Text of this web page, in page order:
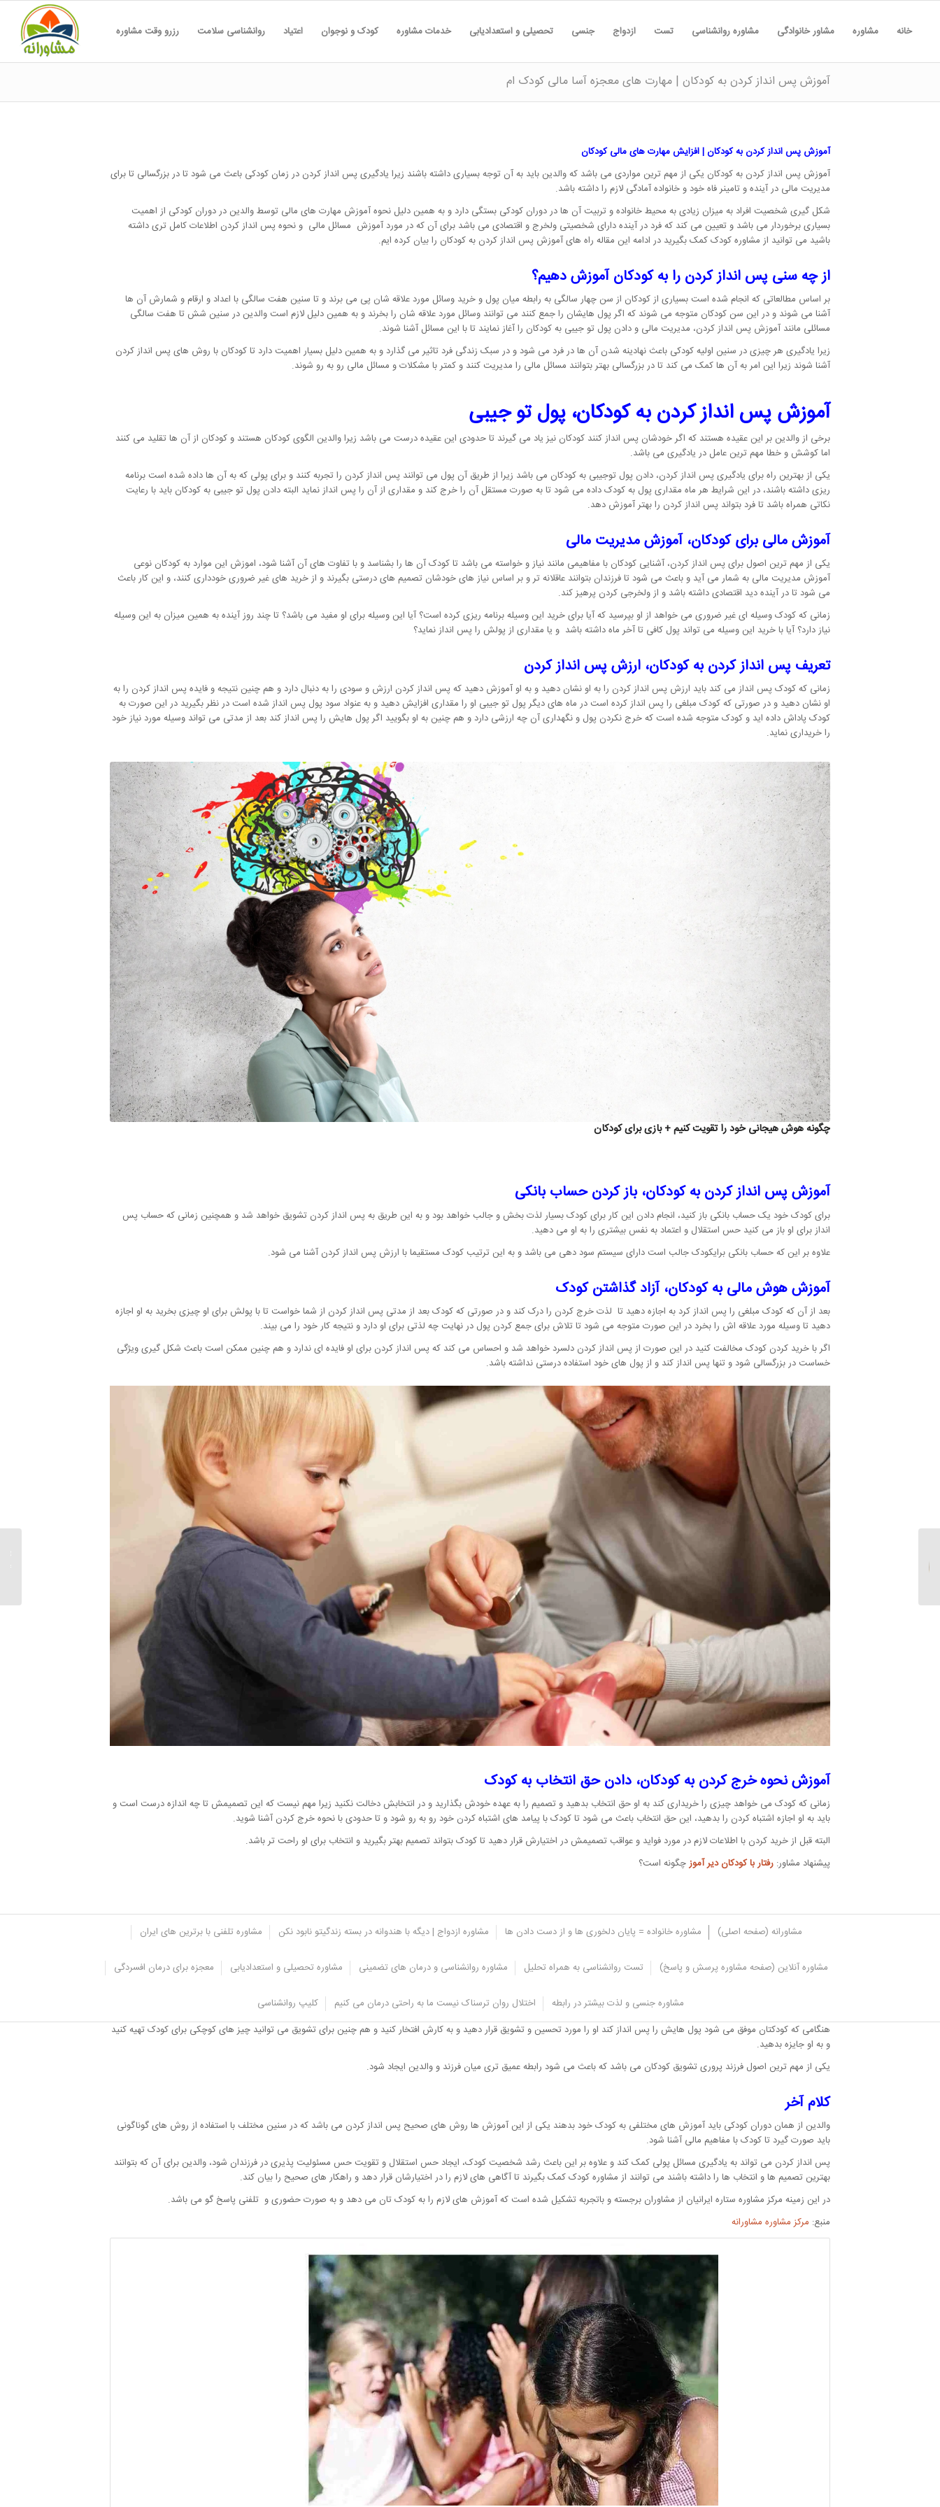
خانه مشاوره مشاور خانوادگی مشاوره روانشناسی تست ازدواج جنسی تحصیلی و استعدادیابی خدمات مشاوره کودک و نوجوان اعتیاد روانشناسی سلامت رزرو وقت مشاوره
آموزش پس انداز کردن به کودکان | مهارت های معجزه آسا مالی کودک ام
آموزش پس انداز کردن به کودکان | افزایش مهارت های مالی کودکان
آموزش پس انداز کردن به کودکان یکی از مهم ترین مواردی می باشد که والدین باید به آن توجه بسیاری داشته باشند زیرا یادگیری پس انداز کردن در زمان کودکی باعث می شود تا در بزرگسالی تا برای
مدیریت مالی در آینده و تامینر فاه خود و خانواده آمادگی لازم را داشته باشد.
شکل گیری شخصیت افراد به میزان زیادی به محیط خانواده و تربیت آن ها در دوران کودکی بستگی دارد و به همین دلیل نحوه آموزش مهارت های مالی توسط والدین در دوران کودکی از اهمیت
بسیاری برخوردار می باشد و تعیین می کند که فرد در آینده دارای شخصیتی ولخرج و اقتصادی می باشد برای آن که در مورد آموزش مسائل مالی و نحوه پس انداز کردن اطلاعات کامل تری داشته
باشید می توانید از مشاوره کودک کمک بگیرید در ادامه این مقاله راه های آموزش پس انداز کردن به کودکان را بیان کرده ایم.
از چه سنی پس انداز کردن را به کودکان آموزش دهیم؟
بر اساس مطالعاتی که انجام شده است بسیاری از کودکان از سن چهار سالگی به رابطه میان پول و خرید وسائل مورد علاقه شان پی می برند و تا سنین هفت سالگی با اعداد و ارقام و شمارش آن ها
آشنا می شوند و در این سن کودکان متوجه می شوند که اگر پول هایشان را جمع کنند می توانند وسائل مورد علاقه شان را بخرند و به همین دلیل لازم است والدین در سنین شش تا هفت سالگی
مسائلی مانند آموزش پس انداز کردن، مدیریت مالی و دادن پول تو جیبی به کودکان را آغاز نمایند تا با این مسائل آشنا شوند.
زیرا یادگیری هر چیزی در سنین اولیه کودکی باعث نهادینه شدن آن ها در فرد می شود و در سبک زندگی فرد تاثیر می گذارد و به همین دلیل بسیار اهمیت دارد تا کودکان با روش های پس انداز کردن
آشنا شوند زیرا این امر به آن ها کمک می کند تا در بزرگسالی بهتر بتوانند مسائل مالی را مدیریت کنند و کمتر با مشکلات و مسائل مالی رو به رو شوند.
آموزش پس انداز کردن به کودکان، پول تو جیبی
برخی از والدین بر این عقیده هستند که اگر خودشان پس انداز کنند کودکان نیز یاد می گیرند تا حدودی این عقیده درست می باشد زیرا والدین الگوی کودکان هستند و کودکان از آن ها تقلید می کنند
اما کوشش و خطا مهم ترین عامل در یادگیری می باشد.
یکی از بهترین راه برای یادگیری پس انداز کردن، دادن پول توجیبی به کودکان می باشد زیرا از طریق آن پول می توانند پس انداز کردن را تجربه کنند و برای پولی که به آن ها داده شده است برنامه
ریزی داشته باشند، در این شرایط هر ماه مقداری پول به کودک داده می شود تا به صورت مستقل آن را خرج کند و مقداری از آن را پس انداز نماید البته دادن پول تو جیبی به کودکان باید با رعایت
نکاتی همراه باشد تا فرد بتواند پس انداز کردن را بهتر آموزش دهد.
آموزش مالی برای کودکان، آموزش مدیریت مالی
یکی از مهم ترین اصول برای پس انداز کردن، آشنایی کودکان با مفاهیمی مانند نیاز و خواسته می باشد تا کودک آن ها را بشناسد و با تفاوت های آن آشنا شود، اموزش این موارد به کودکان نوعی
آموزش مدیریت مالی به شمار می آید و باعث می شود تا فرزندان بتوانند عاقلانه تر و بر اساس نیاز های خودشان تصمیم های درستی بگیرند و از خرید های غیر ضروری خودداری کنند، و این کار باعث
می شود تا در آینده دید اقتصادی داشته باشد و از ولخرجی کردن پرهیز کند.
زمانی که کودک وسیله ای غیر ضروری می خواهد از او بپرسید که آیا برای خرید این وسیله برنامه ریزی کرده است؟ آیا این وسیله برای او مفید می باشد؟ تا چند روز آینده به همین میزان به این وسیله
نیاز دارد؟ آیا با خرید این وسیله می تواند پول کافی تا آخر ماه داشته باشد و یا مقداری از پولش را پس انداز نماید؟
تعریف پس انداز کردن به کودکان، ارزش پس انداز کردن
زمانی که کودک پس انداز می کند باید ارزش پس انداز کردن را به او نشان دهید و به او آموزش دهید که پس انداز کردن ارزش و سودی را به دنبال دارد و هم چنین نتیجه و فایده پس انداز کردن را به
او نشان دهید و در صورتی که کودک مبلغی را پس انداز کرده است در ماه های دیگر پول تو جیبی او را مقداری افزایش دهید و به عنواد سود پول پس انداز شده است در نظر بگیرید در این صورت به
کودک پاداش داده اید و کودک متوجه شده است که خرج نکردن پول و نگهداری آن چه ارزشی دارد و هم چنین به او بگویید اگر پول هایش را پس انداز کند بعد از مدتی می تواند وسیله مورد نیاز خود
را خریداری نماید.
چگونه هوش هیجانی خود را تقویت کنیم + بازی برای کودکان
آموزش پس انداز کردن به کودکان، باز کردن حساب بانکی
برای کودک خود یک حساب بانکی باز کنید، انجام دادن این کار برای کودک بسیار لذت بخش و جالب خواهد بود و به این طریق به پس انداز کردن تشویق خواهد شد و همچنین زمانی که حساب پس
انداز برای او باز می کنید حس استقلال و اعتماد به نفس بیشتری را به او می دهید.
علاوه بر این که حساب بانکی برایکودک جالب است دارای سیستم سود دهی می باشد و به این ترتیب کودک مستقیما با ارزش پس انداز کردن آشنا می شود.
آموزش هوش مالی به کودکان، آزاد گذاشتن کودک
بعد از آن که کودک مبلغی را پس انداز کرد به اجازه دهید تا لذت خرج کردن را درک کند و در صورتی که کودک بعد از مدتی پس انداز کردن از شما خواست تا با پولش برای او چیزی بخرید به او اجازه
دهید تا وسیله مورد علاقه اش را بخرد در این صورت متوجه می شود تا تلاش برای جمع کردن پول در نهایت چه لذتی برای او دارد و نتیجه کار خود را می بیند.
اگر با خرید کردن کودک مخالفت کنید در این صورت از پس انداز کردن دلسرد خواهد شد و احساس می کند که پس انداز کردن برای او فایده ای ندارد و هم چنین ممکن است باعث شکل گیری ویژگی
خساست در بزرگسالی شود و تنها پس انداز کند و از پول های خود استفاده درستی نداشته باشد.
آموزش نحوه خرج کردن به کودکان، دادن حق انتخاب به کودک
زمانی که کودک می خواهد چیزی را خریداری کند به او حق انتخاب بدهید و تصمیم را به عهده خودش بگذارید و در انتخابش دخالت نکنید زیرا مهم نیست که این تصمیمش تا چه اندازه درست است و
باید به او اجازه اشتباه کردن را بدهید، این حق انتخاب باعث می شود تا کودک با پیامد های اشتباه کردن خود رو به رو شود و تا حدودی با نحوه خرج کردن آشنا شوید.
البته قبل از خرید کردن با اطلاعات لازم در مورد فواید و عواقب تصمیمش در اختیارش قرار دهید تا کودک بتواند تصمیم بهتر بگیرید و انتخاب برای او راحت تر باشد.
پیشنهاد مشاور: رفتار با کودکان دیر آموزچگونه است؟
مشاورانه (صفحه اصلی) مشاوره خانواده = پایان دلخوری ها و از دست دادن ها مشاوره ازدواج | دیگه با هندوانه در بسته زندگیتو نابود نکن مشاوره تلفنی با برترین های ایران
مشاوره آنلاین (صفحه مشاوره پرسش و پاسخ) تست روانشناسی به همراه تحلیل مشاوره روانشناسی و درمان های تضمینی مشاوره تحصیلی و استعدادیابی معجزه برای درمان افسردگی
مشاوره جنسی و لذت بیشتر در رابطه اختلال روان ترسناک نیست ما به راحتی درمان می کنیم کلیپ روانشناسی آموزش پس انداز کردن به بچه ها، تشویق کودک به پس انداز
همانطور که اشتباه کردن در کودکان باعث می شود تا از عواقب کار خود مطلع شود و رفتار اشتباه خود را اصلاح کند در این صورت تشویق و تحسین کردن منجر به تقویت رفتار صحیح او می شود و
هنگامی که کودکتان موفق می شود پول هایش را پس انداز کند او را مورد تحسین و تشویق قرار دهید و به کارش افتخار کنید و هم چنین برای تشویق می توانید چیز های کوچکی برای کودک تهیه کنید
و به او جایزه بدهید.
یکی از مهم ترین اصول فرزند پروری تشویق کودکان می باشد که باعث می شود رابطه عمیق تری میان فرزند و والدین ایجاد شود.
کلام آخر
والدین از همان دوران کودکی باید آموزش های مختلفی به کودک خود بدهند یکی از این آموزش ها روش های صحیح پس انداز کردن می باشد که در سنین مختلف با استفاده از روش های گوناگونی
باید صورت گیرد تا کودک با مفاهیم مالی آشنا شود.
پس انداز کردن می تواند به یادگیری مسائل پولی کمک کند و علاوه بر این باعث رشد شخصیت کودک، ایجاد حس استقلال و تقویت حس مسئولیت پذیری در فرزندان شود، والدین برای آن که بتوانند
بهترین تصمیم ها و انتخاب ها را داشته باشند می توانند از مشاوره کودک کمک بگیرند تا آگاهی های لازم را در اختیارشان قرار دهد و راهکار های صحیح را بیان کند.
در این زمینه مرکز مشاوره ستاره ایرانیان از مشاوران برجسته و باتجربه تشکیل شده است که آموزش های لازم را به کودک تان می دهد و به صورت حضوری و تلفنی پاسخ گو می باشد.
منبع: مرکز مشاوره مشاورانه
روش
ترس از قضاوت دیگران با
راهکارهای باورنکردنی...